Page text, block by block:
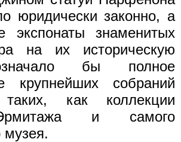
юридически законно, а
экспонаты знаменитых
на их историческую
бы полное
крупнейших собраний
таких, как коллекции
и самого
музея.